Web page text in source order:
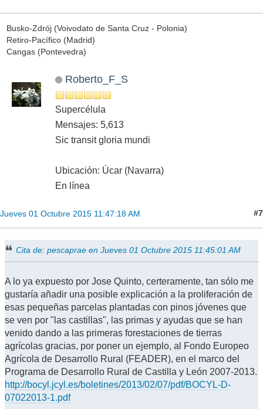
Busko-Zdrój (Voivodato de Santa Cruz - Polonia)
Retiro-Pacífico (Madrid)
Cangas (Pontevedra)
Roberto_F_S
Supercélula
Mensajes: 5,613
Sic transit gloria mundi
Ubicación: Úcar (Navarra)
En línea
Jueves 01 Octubre 2015 11:47:18 AM #7
Cita de: pescaprae en Jueves 01 Octubre 2015 11:45:01 AM
A lo ya expuesto por Jose Quinto, certeramente, tan sólo me
gustaría añadir una posible explicación a la proliferación de
esas pequeñas parcelas plantadas con pinos jóvenes que
se ven por "las castillas", las primas y ayudas que se han
venido dando a las primeras forestaciones de tierras
agrícolas gracias, por poner un ejemplo, al Fondo Europeo
Agrícola de Desarrollo Rural (FEADER), en el marco del
Programa de Desarrollo Rural de Castilla y León 2007-2013.
http://bocyl.jcyl.es/boletines/2013/02/07/pdf/BOCYL-D-
07022013-1.pdf